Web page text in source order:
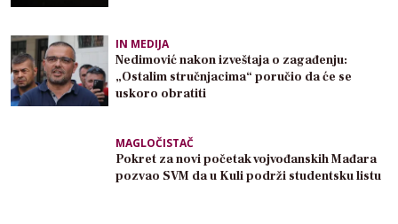
IN MEDIJA
Nedimović nakon izveštaja o zagađenju:
„Ostalim stručnjacima“ poručio da će se
uskoro obratiti
MAGLOČISTAČ
Pokret za novi početak vojvođanskih Mađara
pozvao SVM da u Kuli podrži studentsku listu